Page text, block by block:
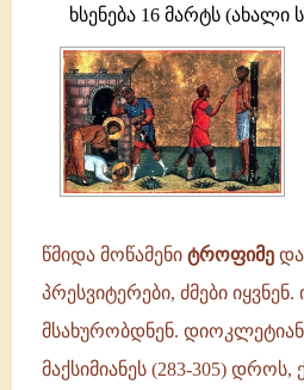
ხსენება 16 მარტს
წმიდა მოწამენი ტროფიმე და
პრესვიტერები, ძმები
მსახურობდნენ.
მაქსიმიანეს (283-305) დროს,